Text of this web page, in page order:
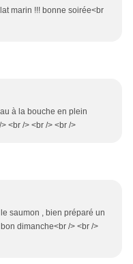
marin !!! bonne soirée<br
à la bouche en plein
<br /> <br /> <br />
saumon , bien préparé un
dimanche<br /> <br />